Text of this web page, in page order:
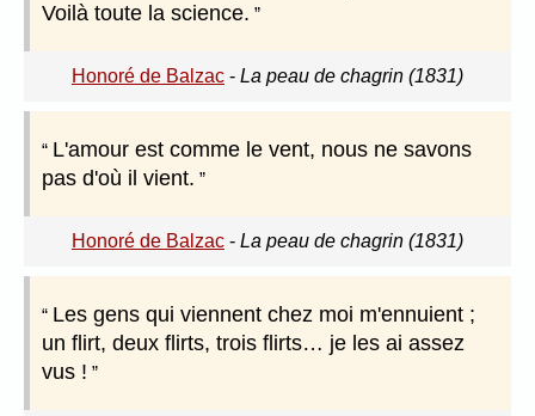
Voilà toute la science.
Honoré de Balzac - La peau de chagrin (1831)
L'amour est comme le vent, nous ne savons
pas d'où il vient.
Honoré de Balzac - La peau de chagrin (1831)
Les gens qui viennent chez moi m'ennuient ;
un flirt, deux flirts, trois flirts… je les ai assez
vus !